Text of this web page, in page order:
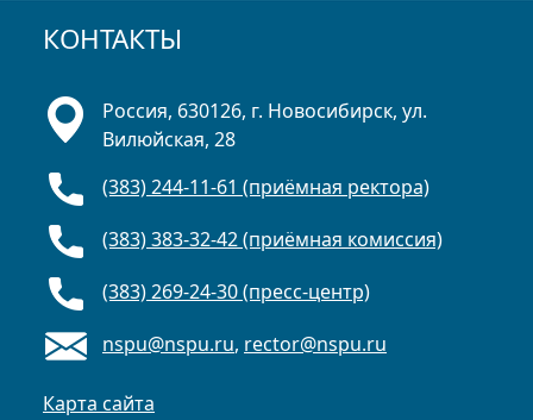
КОНТАКТЫ
Россия, 630126, г. Новосибирск, ул.
Вилюйская, 28
(383) 244-11-61 (приёмная ректора)
(383) 383-32-42 (приёмная комиссия)
(383) 269-24-30 (пресс-центр)
nspu@nspu.ru, rector@nspu.ru
Карта сайта